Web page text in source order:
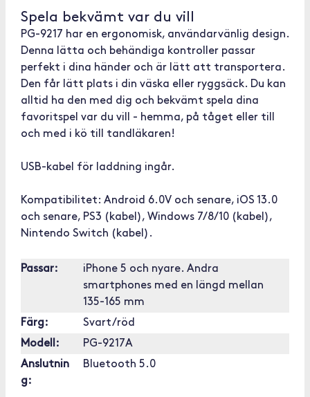
Spela bekvämt var du vill
PG-9217 har en ergonomisk, användarvänlig design.
Denna lätta och behändiga kontroller passar
perfekt i dina händer och är lätt att transportera.
Den får lätt plats i din väska eller ryggsäck. Du kan
alltid ha den med dig och bekvämt spela dina
favoritspel var du vill - hemma, på tåget eller till
och med i kö till tandläkaren!
USB-kabel för laddning ingår.
Kompatibilitet: Android 6.0V och senare, iOS 13.0
och senare, PS3 (kabel), Windows 7/8/10 (kabel),
Nintendo Switch (kabel).
Passar:
iPhone 5 och nyare. Andra
smartphones med en längd mellan
135-165 mm
Färg:
Svart/röd
Modell:
PG-9217A
Anslutnin
g:
Bluetooth 5.0